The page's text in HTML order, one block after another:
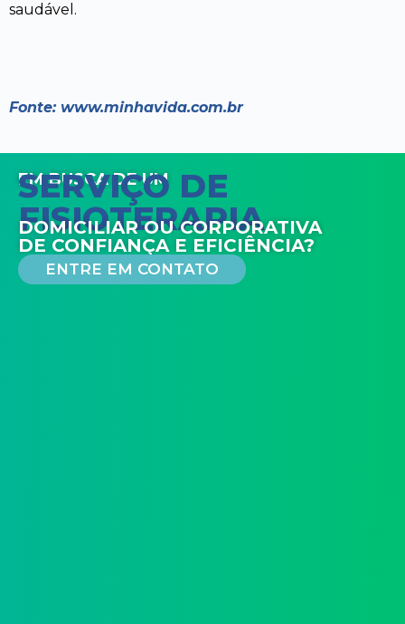
saudável.
Fonte: www.minhavida.com.br
EM BUSCA DE UM
SERVIÇO DE
FISIOTERAPIA
DOMICILIAR OU CORPORATIVA
DE CONFIANÇA E EFICIÊNCIA?
ENTRE EM CONTATO